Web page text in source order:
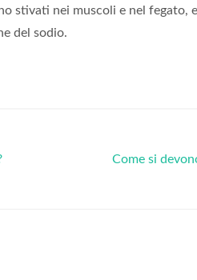
stivati nei muscoli e nel fegato,
del sodio.
Come si